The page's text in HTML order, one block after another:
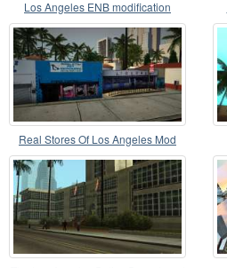
Los Angeles ENB modification
Version 1.0
Real Stores Of Los Angeles Mod